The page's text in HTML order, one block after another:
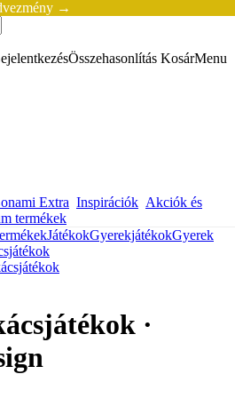
→
Összehasonlítás KosárMenu
Extra Inspirációk Akciók és
termékek
JátékokGyerekjátékokGyerek
·